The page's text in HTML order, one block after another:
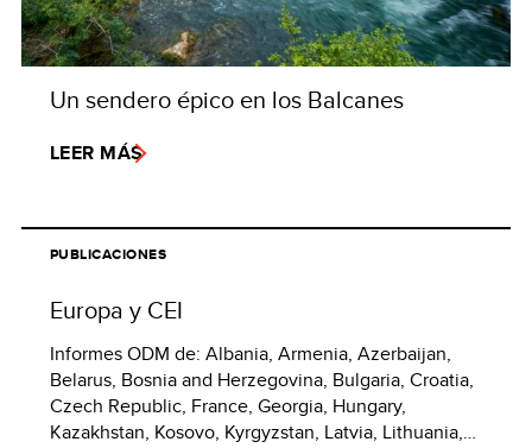
Un sendero épico en los Balcanes
LEER MÁS
PUBLICACIONES
Europa y CEI
Informes ODM de: Albania, Armenia, Azerbaijan,
Belarus, Bosnia and Herzegovina, Bulgaria, Croatia,
Czech Republic, France, Georgia, Hungary,
Kazakhstan, Kosovo, Kyrgyzstan, Latvia, Lithuania,…